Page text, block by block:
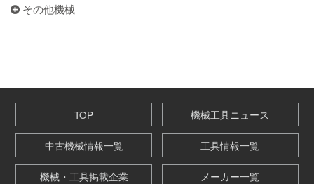
その他機械
TOP 機械工具ニュース
中古機械情報一覧 工具情報一覧
機械・工具掲載企業 メーカー一覧